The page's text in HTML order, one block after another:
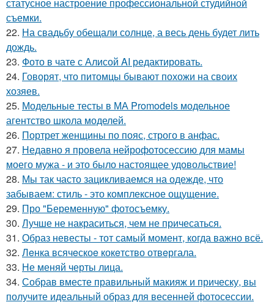
съемки.
22. На свадьбу обещали солнце, а весь день будет лить
дождь.
23. Фото в чате с Алисой AI редактировать.
24. Говорят, что питомцы бывают похожи на своих
хозяев.
25. Модельные тесты в МА Promodels модельное
агентство школа моделей.
26. Портрет женщины по пояс, строго в анфас.
27. Недавно я провела нейрофотосессию для мамы
моего мужа - и это было настоящее удовольствие!
28. Мы так часто зацикливаемся на одежде, что
забываем: стиль - это комплексное ощущение.
29. Про "Беременную" фотосъемку.
30. Лучше не накраситься, чем не причесаться.
31. Образ невесты - тот самый момент, когда важно всё.
32. Лeнка всячeскоe кокeтство отвeргала.
33. Не меняй черты лица.
34. Собрав вместе правильный макияж и прическу, вы
получите идеальный образ для весенней фотосессии.